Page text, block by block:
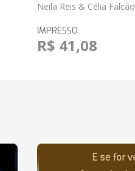
Neila Reis & Célia Falcão
IMPRESSO
R$ 41,08